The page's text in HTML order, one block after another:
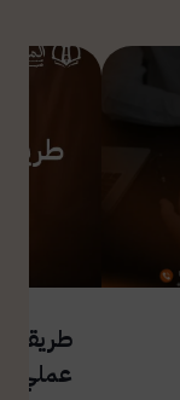
طريقة
عملي